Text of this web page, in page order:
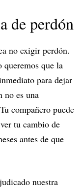
de perdón
no exigir perdón.
queremos que la
para dejar
no es una
compañero puede
tu cambio de
antes de que
nuestra